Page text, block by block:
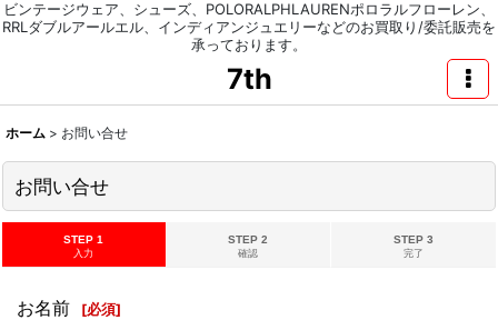
ビンテージウェア、シューズ、POLORALPHLAURENポロラルフローレン、
RRLダブルアールエル、インディアンジュエリーなどのお買取り/委託販売を
承っております。
7th
ホーム > お問い合せ
お問い合せ
STEP 1
入力
STEP 2
確認
STEP 3
完了
お名前 [必須]